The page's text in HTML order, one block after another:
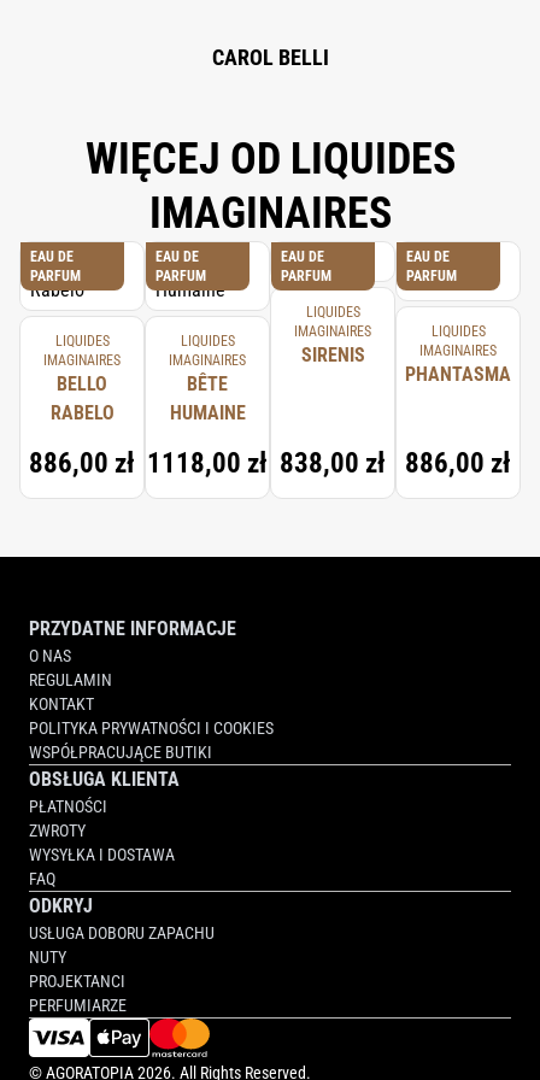
OIL/EXTRACT, CITRUS AURANTIUM BERGAMIA PEEL OIL, BETA-
CAROL BELLI
WIĘCEJ OD LIQUIDES
IMAGINAIRES
EAU DE
PARFUM
LIQUIDES
IMAGINAIRES
BELLO
RABELO
886,00 zł
EAU DE
PARFUM
LIQUIDES
IMAGINAIRES
BÊTE
HUMAINE
1118,00 zł
EAU DE
PARFUM
LIQUIDES
IMAGINAIRES
SIRENIS
838,00 zł
EAU DE
PARFUM
LIQUIDES
IMAGINAIRES
PHANTASMA
886,00 zł
PRZYDATNE INFORMACJE
O NAS
REGULAMIN
KONTAKT
POLITYKA PRYWATNOŚCI I COOKIES
WSPÓŁPRACUJĄCE BUTIKI
OBSŁUGA KLIENTA
PŁATNOŚCI
ZWROTY
WYSYŁKA I DOSTAWA
FAQ
ODKRYJ
USŁUGA DOBORU ZAPACHU
NUTY
PROJEKTANCI
PERFUMIARZE
©AGORATOPIA2026. All Rights Reserved.